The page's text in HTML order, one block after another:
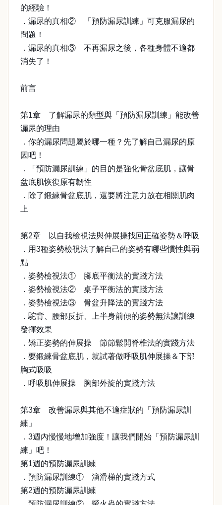
的經驗！
．漏尿的真相② 「預防漏尿訓練」可克服漏尿的
問題！
．漏尿的真相③ 不再漏尿之後，各種身體不適都
消失了！
前言
第1章 了解漏尿的類型與「預防漏尿訓練」能改善
漏尿的理由
．你的漏尿問題屬於哪一種？先了解自己漏尿的原
因吧！
．「預防漏尿訓練」的目的是強化骨盆底肌，讓骨
盆底肌恢復原有韌性
．除了鍛練骨盆底肌，還要將注意力放在相關肌肉
上
第2章 以自我檢視法與伸展操找回正確姿勢＆呼吸
．用3種姿勢檢視法了解自己的姿勢有哪些慣性與弱
點
．姿勢檢視法① 腳底平衡法的實踐方法
．姿勢檢視法② 桌子平衡法的實踐方法
．姿勢檢視法③ 骨盆升降法的實踐方法
．駝背、腰部反折、上半身前傾的姿勢無法讓訓練
發揮效果
．矯正姿勢的伸展操 節節鬆開脊椎法的實踐方法
．要鍛練骨盆底肌，就試著做呼吸肌伸展操＆下部
胸式吸吸
．呼吸肌伸展操 胸部外旋的實踐方法
第3章 改善漏尿與其他不適症狀的「預防漏尿訓
練」
．3週內慢慢地增加強度！讓我們開始「預防漏尿訓
練」吧！
第1週的預防漏尿訓練
．預防漏尿訓練① 溜滑梯的實踐方式
第2週的預防漏尿訓練